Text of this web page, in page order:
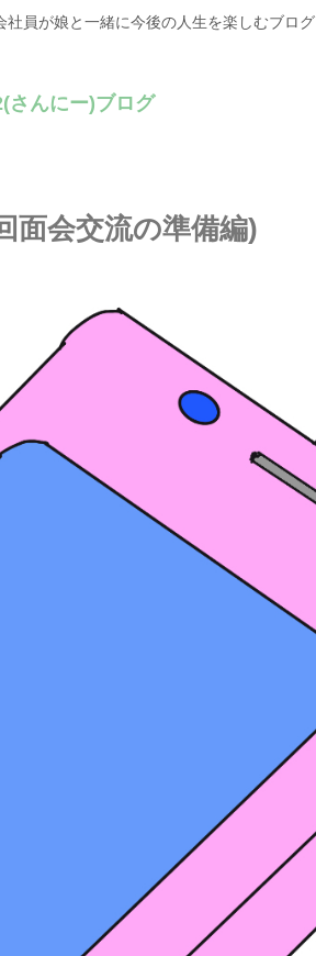
社員が娘と一緒に今後の人生を楽しむブログ
さんにー)ブログ
面会交流の準備編)